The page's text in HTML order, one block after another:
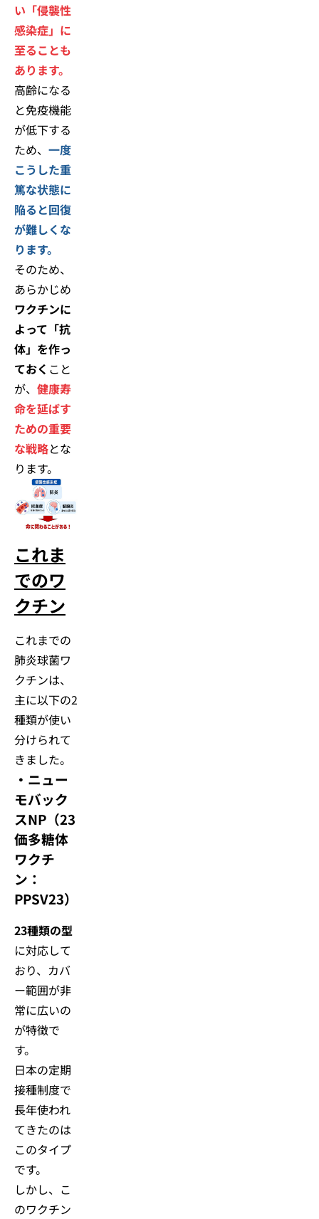
い「侵襲性
感染症」に
至ることも
あります。
高齢になる
と免疫機能
が低下する
ため、 一度
こうした重
篤な状態に
陥ると回復
が難しくな
ります。
そのため、
あらかじめ
ワクチンに
よって「抗
体」を作っ
ておく こと
が、 健康寿
命を延ばす
ための重要
な戦略とな
ります。
これま
でのワ
クチン
これまでの
肺炎球菌ワ
クチンは、
主に以下の2
種類が使い
分けられて
きました。
・ ニュー
モバック
スNP（23
価多糖体
ワクチ
ン：
PPSV23）
23種類の型
に対応して
おり、カバ
ー範囲が非
常に広いの
が特徴で
す。
日本の定期
接種制度で
長年使われ
てきたのは
このタイプ
です。
しかし、こ
のワクチン